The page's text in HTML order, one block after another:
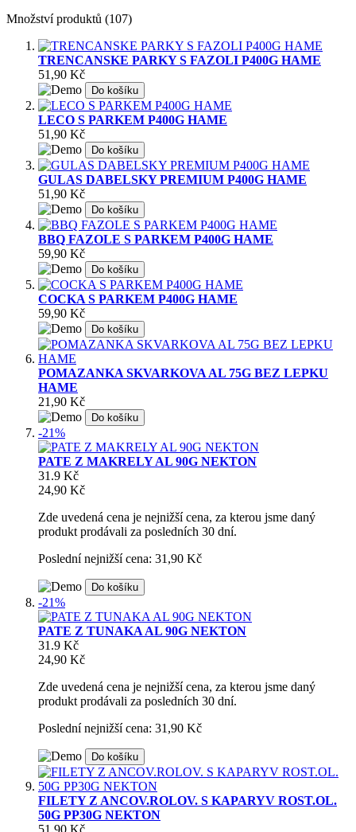
Množství produktů (107)
TRENCANSKE PARKY S FAZOLI P400G HAME
51,90 Kč
Do košíku
LECO S PARKEM P400G HAME
51,90 Kč
Do košíku
GULAS DABELSKY PREMIUM P400G HAME
51,90 Kč
Do košíku
BBQ FAZOLE S PARKEM P400G HAME
59,90 Kč
Do košíku
COCKA S PARKEM P400G HAME
59,90 Kč
Do košíku
POMAZANKA SKVARKOVA AL 75G BEZ LEPKU
HAME
21,90 Kč
Do košíku
-21%
PATE Z MAKRELY AL 90G NEKTON
31.9 Kč
24,90 Kč
Zde uvedená cena je nejnižší cena, za kterou jsme daný
produkt prodávali za posledních 30 dní.
Poslední nejnižší cena: 31,90 Kč
Do košíku
-21%
PATE Z TUNAKA AL 90G NEKTON
31.9 Kč
24,90 Kč
Zde uvedená cena je nejnižší cena, za kterou jsme daný
produkt prodávali za posledních 30 dní.
Poslední nejnižší cena: 31,90 Kč
Do košíku
FILETY Z ANCOV.ROLOV. S KAPARYV ROST.OL.
50G PP30G NEKTON